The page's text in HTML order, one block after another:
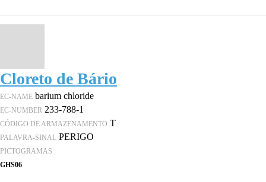
Cloreto de Bário
EC-NAME barium chloride
EC-NUMBER 233-788-1
CÓDIGO DE ARMAZENAMENTO T
PALAVRA-SINAL PERIGO
PICTOGRAMAS
GHS06